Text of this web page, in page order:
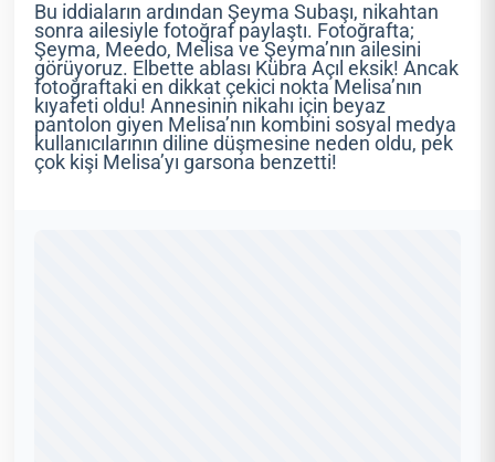
Bu iddiaların ardından Şeyma Subaşı, nikahtan
sonra ailesiyle fotoğraf paylaştı. Fotoğrafta;
Şeyma, Meedo, Melisa ve Şeyma’nın ailesini
görüyoruz. Elbette ablası Kübra Açıl eksik! Ancak
fotoğraftaki en dikkat çekici nokta Melisa’nın
kıyafeti oldu! Annesinin nikahı için beyaz
pantolon giyen Melisa’nın kombini sosyal medya
kullanıcılarının diline düşmesine neden oldu, pek
çok kişi Melisa’yı garsona benzetti!